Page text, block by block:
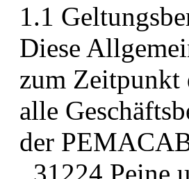
1.1
Diese
zum Zeitpunkt
alle
der
, 31224 Peine